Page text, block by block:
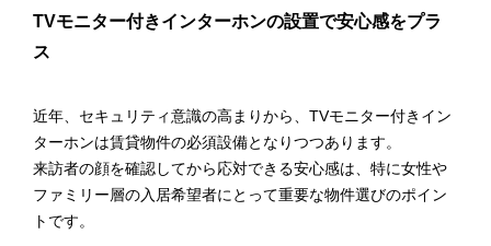
TVモニター付きインターホンの設置で安心感をプラ
ス
近年、セキュリティ意識の高まりから、TVモニター付きイン
ターホンは賃貸物件の必須設備となりつつあります。
来訪者の顔を確認してから応対できる安心感は、特に女性や
ファミリー層の入居希望者にとって重要な物件選びのポイン
トです。